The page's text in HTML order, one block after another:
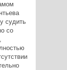
судить
со